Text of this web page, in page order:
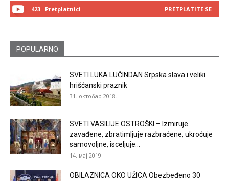
423 Pretplatnici PRETPLATITE SE
POPULARNO
SVETI LUKA LUČINDAN Srpska slava i veliki
hrišćanski praznik
31. октобар 2018.
SVETI VASILIJE OSTROŠKI – Izmiruje
zavađene, zbratimljuje razbraćene, ukroćuje
samovoljne, isceljuje...
14. мај 2019.
OBILAZNICA OKO UŽICA Obezbeđeno 30